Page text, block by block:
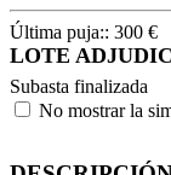
Última puja:: 300 €
LOTE
Subasta finalizada
No mostrar la